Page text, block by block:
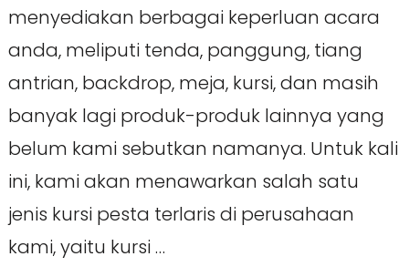
menyediakan berbagai keperluan acara
anda, meliputi tenda, panggung, tiang
antrian, backdrop, meja, kursi, dan masih
banyak lagi produk-produk lainnya yang
belum kami sebutkan namanya. Untuk kali
ini, kami akan menawarkan salah satu
jenis kursi pesta terlaris di perusahaan
kami, yaitu kursi …